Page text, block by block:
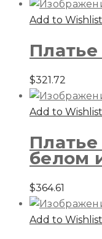
Add to Wishlist
$321.72
Add to Wishlist
белом
$364.61
Add to Wishlist